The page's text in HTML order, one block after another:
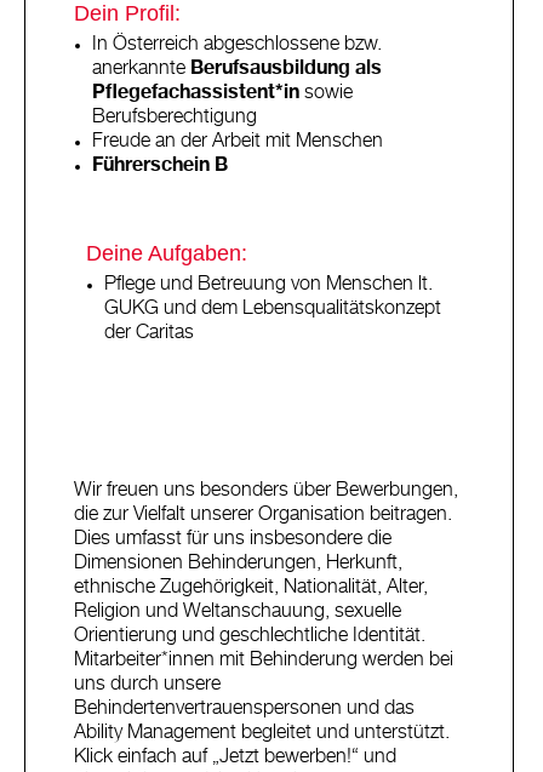
Dein Profil:
In Österreich abgeschlossene bzw.
anerkannte Berufsausbildung als
Pflegefachassistent*in sowie
Berufsberechtigung
Freude an der Arbeit mit Menschen
Führerschein B
Deine Aufgaben:
Pflege und Betreuung von Menschen lt.
GUKG und dem Lebensqualitätskonzept
der Caritas
Wir freuen uns besonders über Bewerbungen,
die zur Vielfalt unserer Organisation beitragen.
Dies umfasst für uns insbesondere die
Dimensionen Behinderungen, Herkunft,
ethnische Zugehörigkeit, Nationalität, Alter,
Religion und Weltanschauung, sexuelle
Orientierung und geschlechtliche Identität.
Mitarbeiter*innen mit Behinderung werden bei
uns durch unsere
Behindertenvertrauenspersonen und das
Ability Management begleitet und unterstützt.
Klick einfach auf „Jetzt bewerben!“ und